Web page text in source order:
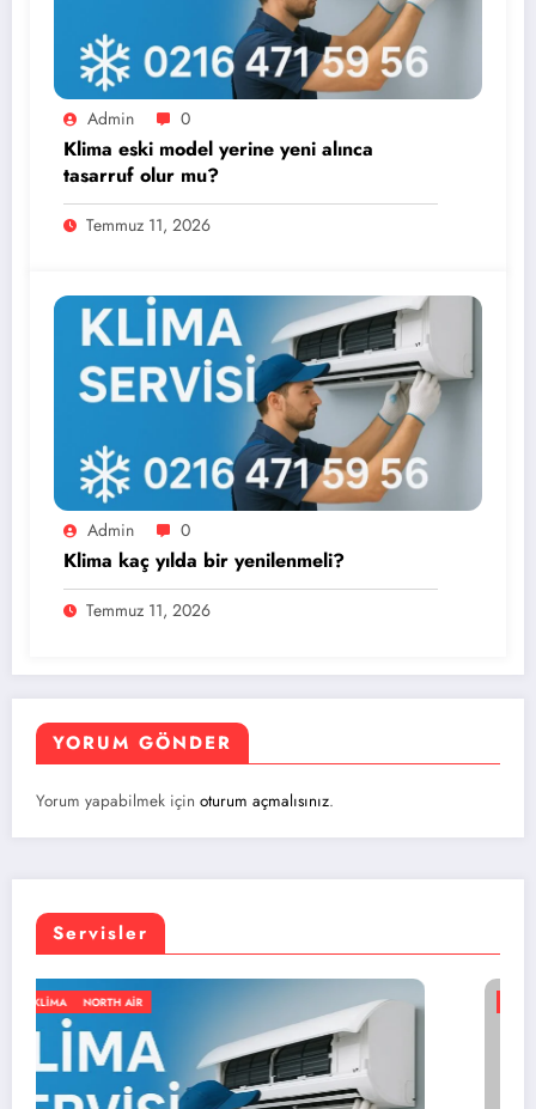
Admin 0
Klima eski model yerine yeni alınca
tasarruf olur mu?
Temmuz 11, 2026
Admin 0
Klima kaç yılda bir yenilenmeli?
Temmuz 11, 2026
YORUM GÖNDER
Yorum yapabilmek için oturum açmalısınız.
Servisler